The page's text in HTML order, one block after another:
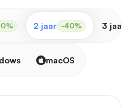
2 jaar -40% 3 jaar
macOS